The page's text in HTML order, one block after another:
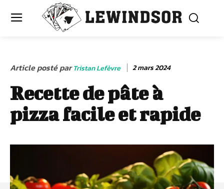
Article posté par Tristan Lefèvre 2 mars 2024
Recette de pâte à
pizza facile et rapide